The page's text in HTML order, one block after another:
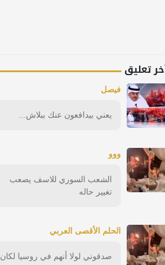
تعليق
فيصل
يعني بيدافعون عنك ببلاش...
ووو
الشعب السوري للاسف يصعب
تغيير حاله
الحلم الأقصى العربي
صدقوني لولا أنهم في روسيا لكان